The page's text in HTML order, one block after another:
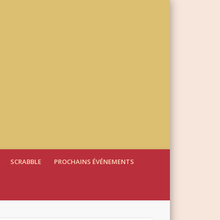
SCRABBLE PROCHAINS ÉVÉNEMENTS